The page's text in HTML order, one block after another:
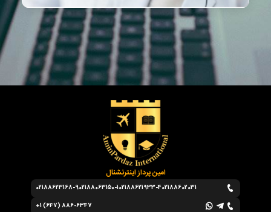
امین پرداز اینترنشنال
02188623168-902188063150-102188621933-402188602031
+1 (647) 886-6347